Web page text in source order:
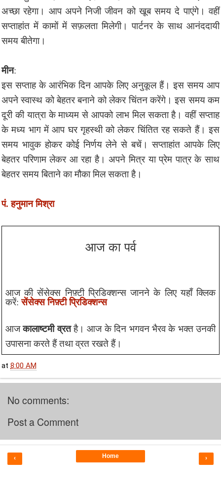
अच्छा रहेगा। आप अपने निजी जीवन को खूब समय दे पाएंगे। वहीं
सप्ताहांत में कामों में सफ़लता मिलेगी। पार्टनर के साथ आनंददायी
समय बीतेगा।
मीन:
इस सप्ताह के आरंभिक दिन आपके लिए अनुकूल हैं। इस समय आप
अपने स्वास्थ को बेहतर बनाने को लेकर चिंतन करेंगे। इस समय कम
दूरी की यात्रा के माध्यम से आपको लाभ मिल सकता है। वहीं सप्ताह
के मध्य भाग में आप घर गृहस्थी को लेकर चिंतित रह सकते हैं। इस
समय भावुक होकर कोई निर्णय लेने से बचें। सप्ताहांत आपके लिए
बेहतर परिणाम लेकर आ रहा है। अपने मित्र या प्रेम पात्र के साथ
बेहतर समय बिताने का मौका मिल सकता है।
पं. हनुमान मिश्रा
आज का पर्व
आज की सेंसेक्स निफ़्टी प्रिडिक्शन्स जानने के लिए यहाँ क्लिक
करें:सेंसेक्स निफ़्टी प्रिडिक्शन्स
आजकालाष्टमी व्रतहै। आज के दिन भगवन भैरव के भक्त उनकी
उपासना करते हैं तथा व्रत रखते हैं।
at 8:00 AM
No comments:
Post a Comment
‹ ›
Home